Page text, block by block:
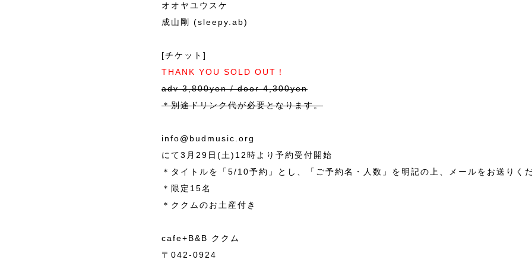
オオヤユウスケ
成山剛 (sleepy.ab)
[チケット]
THANK YOU SOLD OUT！
adv 3,800yen / door 4,300yen
＊別途ドリンク代が必要となります。
info@budmusic.org
にて3月29日(土)12時より予約受付開始
＊タイトルを「5/10予約」とし、「ご予約名・人数」を明記の上、メールをお送りく
＊限定15名
＊ククムのお土産付き
cafe+B&B ククム
〒042-0924